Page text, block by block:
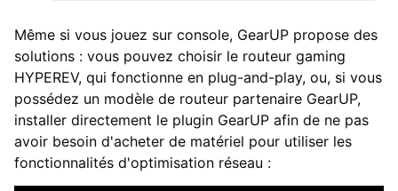
Même si vous jouez sur console, GearUP propose des
solutions : vous pouvez choisir le routeur gaming
HYPEREV, qui fonctionne en plug-and-play, ou, si vous
possédez un modèle de routeur partenaire GearUP,
installer directement le plugin GearUP afin de ne pas
avoir besoin d'acheter de matériel pour utiliser les
fonctionnalités d'optimisation réseau :